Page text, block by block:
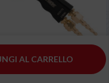
AL CARRELLO
Impugnatura MINI in